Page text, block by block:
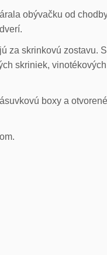
obývačku od
za skrinkovú zostavu.
skriniek,
boxy a